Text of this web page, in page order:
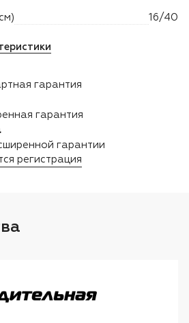
16/40
гарантия
гарантия
гарантии
регистрация